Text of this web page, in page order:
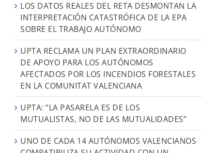
LOS DATOS REALES DEL RETA DESMONTAN LA
INTERPRETACIÓN CATASTRÓFICA DE LA EPA
SOBRE EL TRABAJO AUTÓNOMO
UPTA RECLAMA UN PLAN EXTRAORDINARIO
DE APOYO PARA LOS AUTÓNOMOS
AFECTADOS POR LOS INCENDIOS FORESTALES
EN LA COMUNITAT VALENCIANA
UPTA: “LA PASARELA ES DE LOS
MUTUALISTAS, NO DE LAS MUTUALIDADES”
UNO DE CADA 14 AUTÓNOMOS VALENCIANOS